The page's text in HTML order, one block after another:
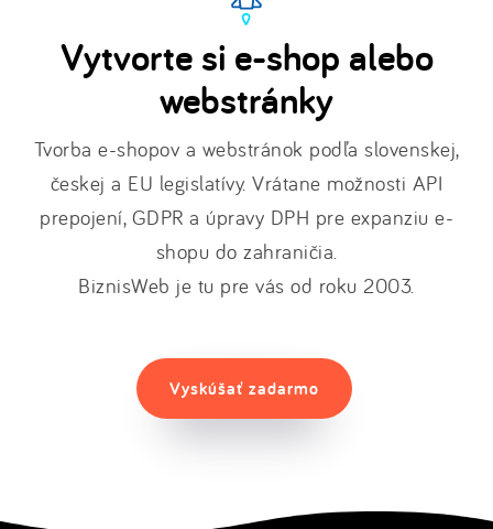
Vytvorte si e-shop alebo
webstránky
Tvorba e-shopov a webstránok podľa slovenskej,
českej a EU legislatívy. Vrátane možnosti API
prepojení, GDPR a úpravy DPH pre expanziu e-
shopu do zahraničia.
BiznisWeb je tu pre vás od roku 2003.
Vyskúšať zadarmo